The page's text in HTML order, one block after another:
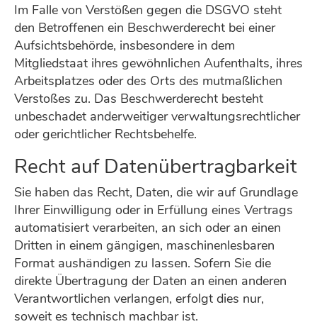
Im Falle von Verstößen gegen die DSGVO steht
den Betroffenen ein Beschwerderecht bei einer
Aufsichtsbehörde, insbesondere in dem
Mitgliedstaat ihres gewöhnlichen Aufenthalts, ihres
Arbeitsplatzes oder des Orts des mutmaßlichen
Verstoßes zu. Das Beschwerderecht besteht
unbeschadet anderweitiger verwaltungsrechtlicher
oder gerichtlicher Rechtsbehelfe.
Recht auf Datenübertragbarkeit
Sie haben das Recht, Daten, die wir auf Grundlage
Ihrer Einwilligung oder in Erfüllung eines Vertrags
automatisiert verarbeiten, an sich oder an einen
Dritten in einem gängigen, maschinenlesbaren
Format aushändigen zu lassen. Sofern Sie die
direkte Übertragung der Daten an einen anderen
Verantwortlichen verlangen, erfolgt dies nur,
soweit es technisch machbar ist.